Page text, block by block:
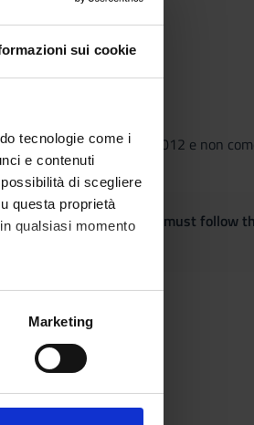
sui cookie
tecnologie come i
e contenuti
di scegliere
questa proprietà
qualsiasi momento
Marketing
con scadenza 15-1-2012 e non
adaptation of the exam, must follow